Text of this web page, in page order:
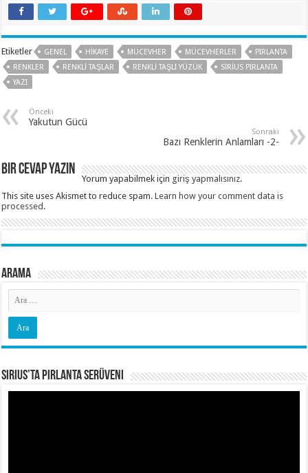
Etiketler GENEL HIKAYE MÜCEVHER MÜCEVHERLER
PIRLANTA
RENKLER
RENKLI TAŞLAR RENKLI TAŞLI YÜZÜK
SIRIUS PIRLANTA
YAZI
Önceki
Yakutun Gücü
Sonraki
Bazı Renklerin Anlamları -2-
Bir cevap yazın
Yorum yapabilmek için giriş yapmalısınız.
This site uses Akismet to reduce spam.Learn how your comment data is
processed .
Arama
Sirius’ta Pırlanta Serüveni